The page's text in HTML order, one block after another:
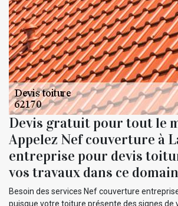
Devis gratuit pour tout le
Appelez Nef couverture à
entreprise pour devis
vos travaux dans ce
Besoin des services Nef couverture
puisque votre toiture présente des signes de